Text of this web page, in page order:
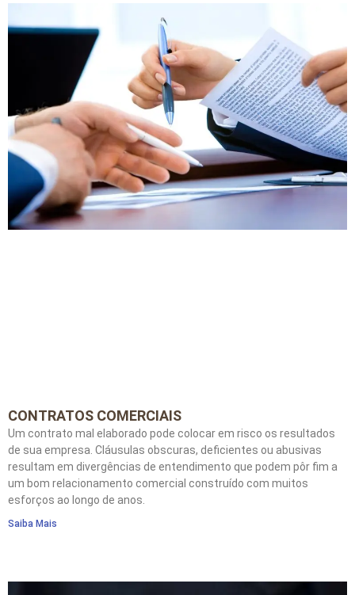
CONTRATOS COMERCIAIS
Um contrato mal elaborado pode colocar em risco os resultados
de sua empresa. Cláusulas obscuras, deficientes ou abusivas
resultam em divergências de entendimento que podem pôr fim a
um bom relacionamento comercial construído com muitos
esforços ao longo de anos.
Saiba Mais